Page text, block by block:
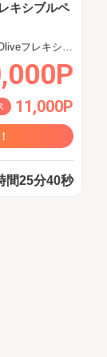
キシブルペ
新規Oliveアカウント申込後、90日以内にOliveフレキシブルペイ Visa Infiniteクレジットモード追加
11,000P
間25分40秒